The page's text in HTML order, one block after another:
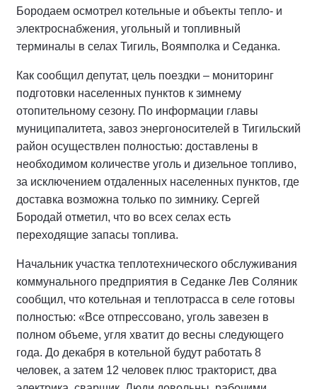
Бородаем осмотрел котельные и объекты тепло- и
электроснабжения, угольный и топливный
терминалы в селах Тигиль, Воямполка и Седанка.
Как сообщил депутат, цель поездки – мониторинг
подготовки населенных пунктов к зимнему
отопительному сезону. По информации главы
муниципалитета, завоз энергоносителей в Тигильский
район осуществлен полностью: доставлены в
необходимом количестве уголь и дизельное топливо,
за исключением отдаленных населенных пунктов, где
доставка возможна только по зимнику. Сергей
Бородай отметил, что во всех селах есть
переходящие запасы топлива.
Начальник участка теплотехнического обслуживания
коммунального предприятия в Седанке Лев Соляник
сообщил, что котельная и теплотрасса в селе готовы
полностью: «Все отпрессовано, уголь завезен в
полном объеме, угля хватит до весны следующего
года. До декабря в котельной будут работать 8
человек, а затем 12 человек плюс тракторист, два